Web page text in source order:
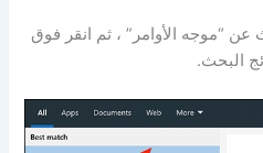
عن “موجه الأوامر” ، ثم انقر فوق
البحث.